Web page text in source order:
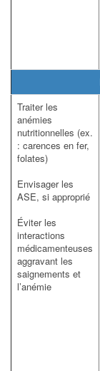
Traiter les
anémies
nutritionnelles (ex.
: carences en fer,
folates)
Envisager les
ASE, si approprié
Éviter les
interactions
médicamenteuses
aggravant les
saignements et
l’anémie